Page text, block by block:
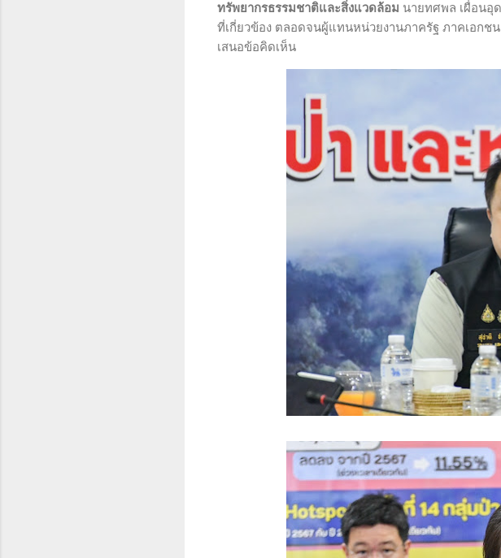
ทรัพยากรธรรมชาติและสิ่งแวดล้อม นายทศพล เผื่อนอุ
ที่เกี่ยวข้อง ตลอดจนผู้แทนหน่วยงานภาครัฐ ภาคเอกช
เสนอข้อคิดเห็น